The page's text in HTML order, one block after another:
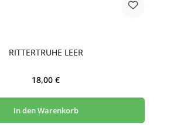
RITTERTRUHE LEER
Regulärer Preis:
18,00 €
In den Warenkorb